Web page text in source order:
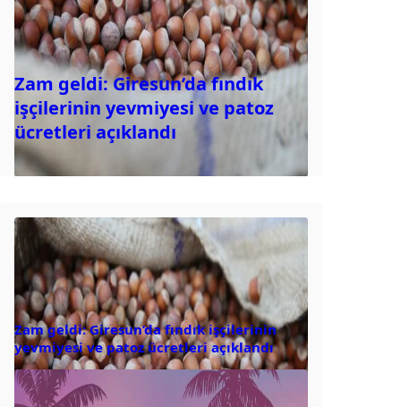
Zam geldi: Giresun’da fındık
işçilerinin yevmiyesi ve patoz
ücretleri açıklandı
Zam geldi: Giresun’da fındık işçilerinin
yevmiyesi ve patoz ücretleri açıklandı